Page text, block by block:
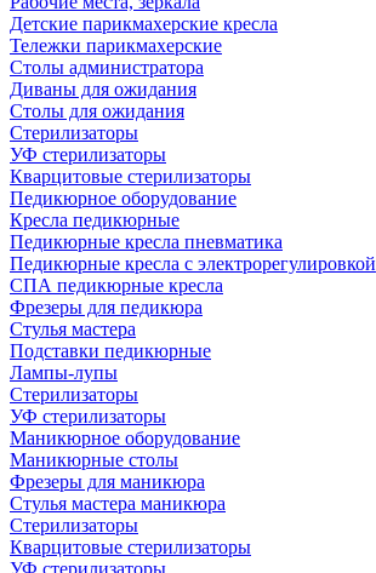
Детские парикмахерские кресла
Тележки парикмахерские
Столы администратора
Диваны для ожидания
Столы для ожидания
Стерилизаторы
УФ стерилизаторы
Кварцитовые стерилизаторы
Педикюрное оборудование
Кресла педикюрные
Педикюрные кресла пневматика
Педикюрные кресла с электрорегулировкой
СПА педикюрные кресла
Фрезеры для педикюра
Стулья мастера
Подставки педикюрные
Лампы-лупы
Стерилизаторы
УФ стерилизаторы
Маникюрное оборудование
Маникюрные столы
Фрезеры для маникюра
Стулья мастера маникюра
Стерилизаторы
Кварцитовые стерилизаторы
УФ стерилизаторы